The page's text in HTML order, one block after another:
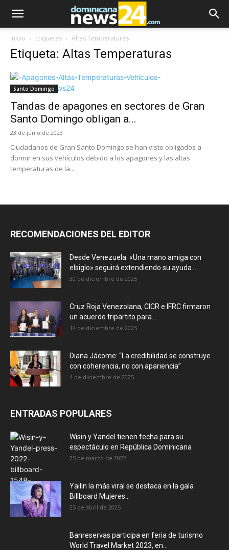
Inicio Etiquetas Altas Temperaturas
Etiqueta: Altas Temperaturas
Santo Domingo
Tandas de apagones en sectores de Gran
Santo Domingo obligan a...
23 de junio de 2023
Ciudadanos de Gran Santo Domingo se han visto obligados a
dormir en sus vehículos debido a los apagones y las altas
temperaturas de la...
RECOMENDACIONES DEL EDITOR
Desde Venezuela: «Una mano amiga con
elsiglo» seguirá extendiendo su ayuda...
30 de diciembre de 2025
Cruz Roja Venezolana, CICR e IFRC firmaron
un acuerdo tripartito para...
14 de diciembre de 2025
Diana Jácome: “La credibilidad se construye
con coherencia, no con apariencia”
4 de diciembre de 2025
ENTRADAS POPULARES
Wisin y Yandel tienen fecha para su
espectáculo en República Dominicana
25 de marzo de 2022
Yailin la más viral se destaca en la gala
Billboard Mujeres...
25 de abril de 2025
Banreservas participa en feria de turismo
World Travel Market 2023, en...